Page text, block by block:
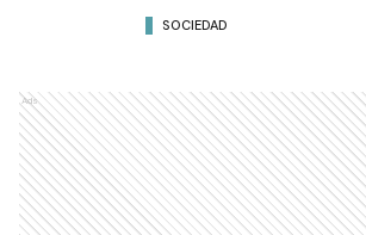
SOCIEDAD
Ads